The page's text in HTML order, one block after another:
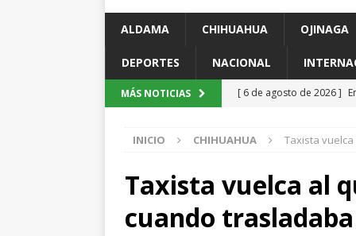
ALDAMA CHIHUAHUA OJINAGA
DEPORTES NACIONAL
MÁS NOTICIAS [ 6 de agosto de 2026 ]
[ 6 de agosto de 2026 ]
ESTATAL
carretera Aldama
INICIO CHIHUAHUA Taxista
Taxista vuelca al
cuando